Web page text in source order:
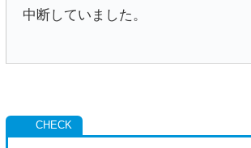
中断していました。